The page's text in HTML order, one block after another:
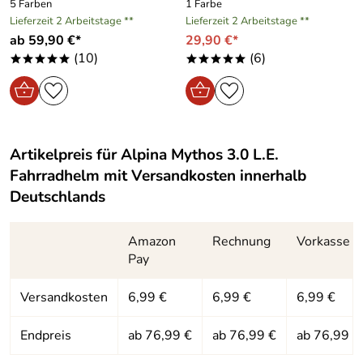
perfekt.
Kaufdatum: 18.12.2025
Bewertungsdatum: 29.12.2025
r0binary
*****
Verifizierte Bewertung
alten Vorgänger gekauft, mit dem ich sehr zufrieden war.
Dieser hier wirkt genauso wertig und hochwertig
verarbeitet, passt wunderbar und erfüllt meine
Erwartungen.
Bewertungsdatum: 12.10.2025
Verifizierte Bewertung
Kaufdatum: 27.06.2025
5 Farben
Lieferzeit 2 Arbeitstage **
ab 59,90 €*
***** (10)
1 Farbe
Lieferzeit 2 Arbeitstage **
29,90 €*
***** (6)
Artikelpreis fürAlpina Mythos 3.0 L.E.
Fahrradhelm mit Versandkosten innerhalb
Deutschlands
Amazon
Pay
Rechnung Vorkasse
Versandkosten 6,99 € 6,99 € 6,99 €
Endpreis ab 76,99 € ab 76,99 € ab 76,99 €